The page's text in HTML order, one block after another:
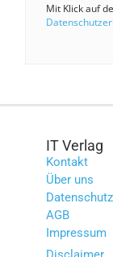
Mit Klick auf
IT Verlag
Kontakt
Über uns
Datenschutz
AGB
Impressum